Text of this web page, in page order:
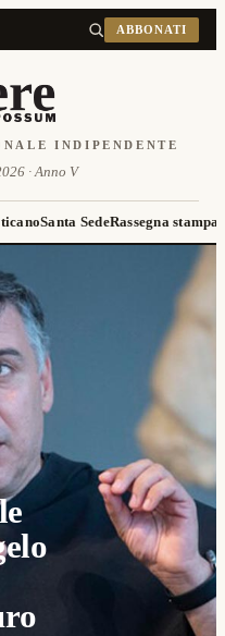
ABBONATI
INDIPENDENTE
· Anno V
Santa SedeRassegna stampa